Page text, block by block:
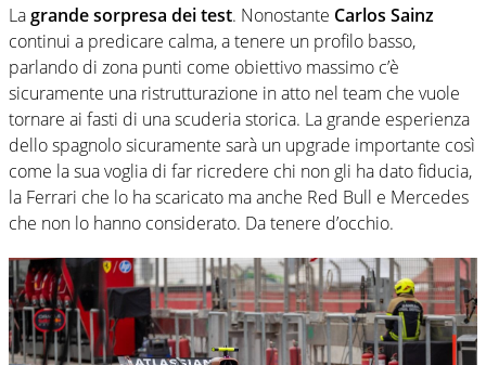
Lagrande sorpresa dei test. Nonostante Carlos Sainz
continui a predicare calma, a tenere un profilo basso,
parlando di zona punti come obiettivo massimo c’è
sicuramente una ristrutturazione in atto nel team che vuole
tornare ai fasti di una scuderia storica. La grande esperienza
dello spagnolo sicuramente sarà un upgrade importante così
come la sua voglia di far ricredere chi non gli ha dato fiducia,
la Ferrari che lo ha scaricato ma anche Red Bull e Mercedes
che non lo hanno considerato. Da tenere d’occhio.